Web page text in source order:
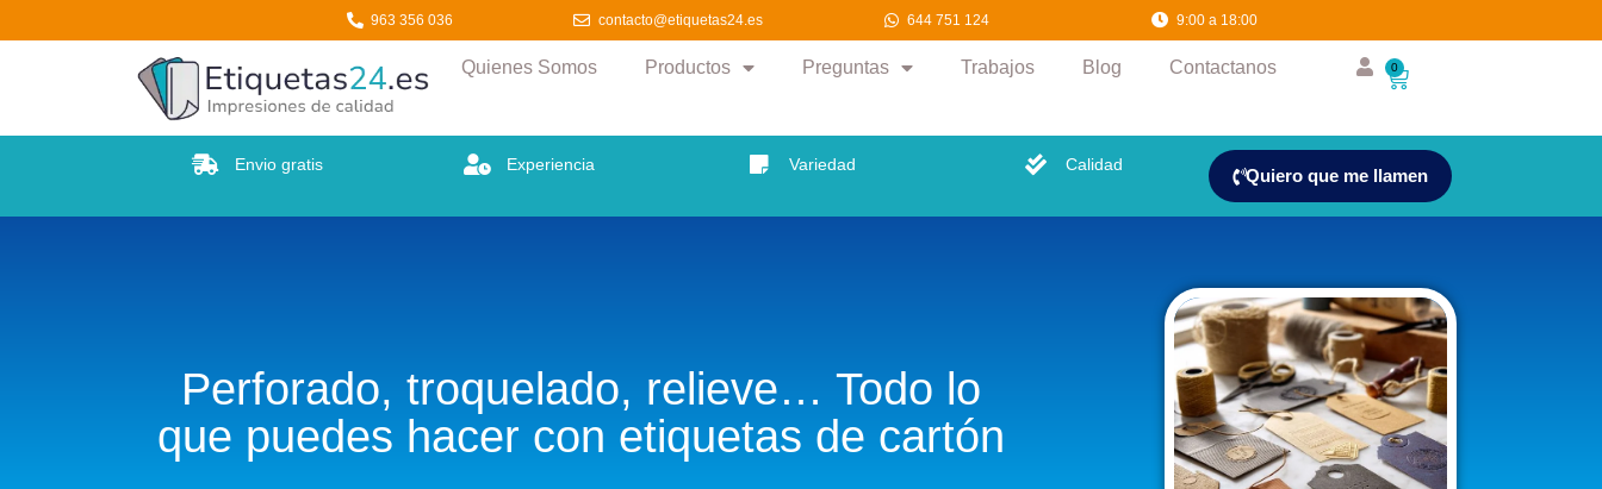
963 356 036 contacto@etiquetas24.es 644 751 124 9:00 a 18:00
Quienes Somos Productos Preguntas Trabajos Blog Contactanos 0
Etiquetas24.es 9:00 a 18:00 644 751 124 contacto@etiquetas24.es
Envio gratis Experiencia Variedad Calidad
Quiero que me llamen
Perforado, troquelado, relieve… Todo lo
que puedes hacer con etiquetas de cartón